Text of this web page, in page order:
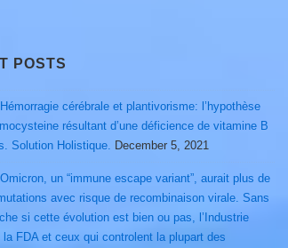
POSTS
cérébrale et plantivorisme: l’hypothèse
résultant d’une déficience de vitamine B
Solution Holistique.
December 5, 2021
un “immune escape variant”, aurait plus de
avec risque de recombinaison virale. Sans
si cette évolution est bien ou pas, l’Industrie
la FDA et ceux qui controlent la plupart des